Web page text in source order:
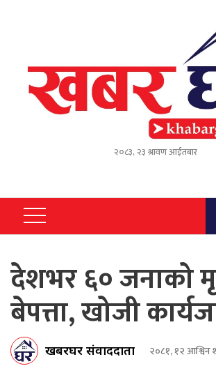
२०८३, २३ श्रावण आईतबार
देशभर ६० जनाको
बेपत्ता, खोजी
खबरघर संवाददाता २०८१, १२ आश्विन